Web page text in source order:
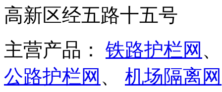
高新区经五路十五号
主营产品： 铁路护栏网
公路护栏网 、 机场隔离网